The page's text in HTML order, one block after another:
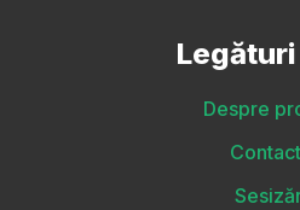
Despre